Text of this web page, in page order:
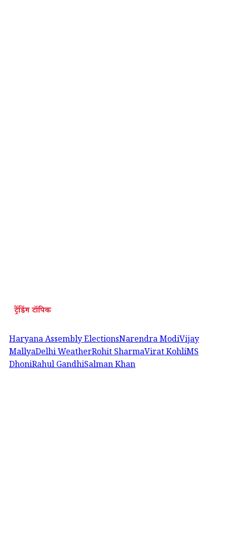
ट्रेंडिंग टॉपिक
Haryana Assembly ElectionsNarendra ModiVijay
MallyaDelhi WeatherRohit SharmaVirat KohliMS
DhoniRahul GandhiSalman Khan